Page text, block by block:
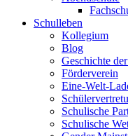
Schulleben
Kollegium
Blog
Geschichte
Förderverein
Eine-Welt-
Schulische
Schulische